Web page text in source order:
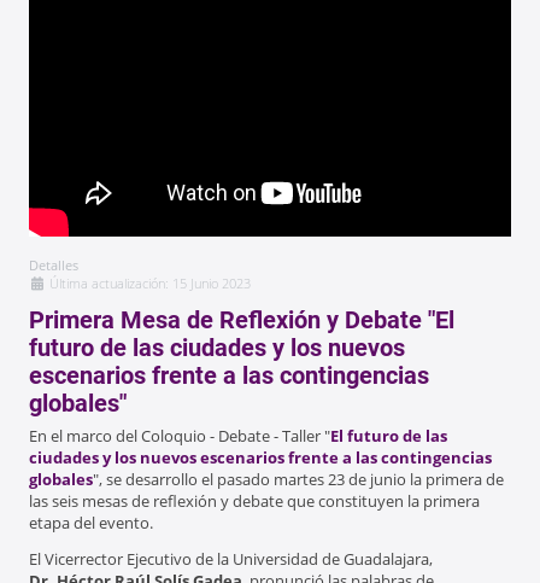
Detalles
Última actualización: 15 Junio 2023
Primera Mesa de Reflexión y Debate "El
futuro de las ciudades y los nuevos
escenarios frente a las contingencias
globales"
En el marco del Coloquio - Debate - Taller "El futuro de las
ciudades y los nuevos escenarios frente a las contingencias
globales", se desarrollo el pasado martes 23 de junio la primera de
las seis mesas de reflexión y debate que constituyen la primera
etapa del evento.
El Vicerrector Ejecutivo de la Universidad de Guadalajara,